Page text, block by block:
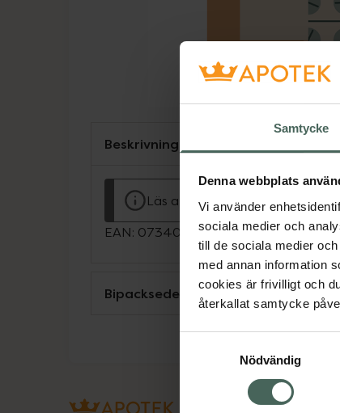
Samtycke
Denna webbplats
Vi använder
sociala medier och
till de sociala medier
med annan information
cookies är frivilligt och
återkallat samtycke
Nödvändig
Beskrivning
Läs alltid bipacksedeln innan
EAN: 07340187102139
Bipacksedel från FASS